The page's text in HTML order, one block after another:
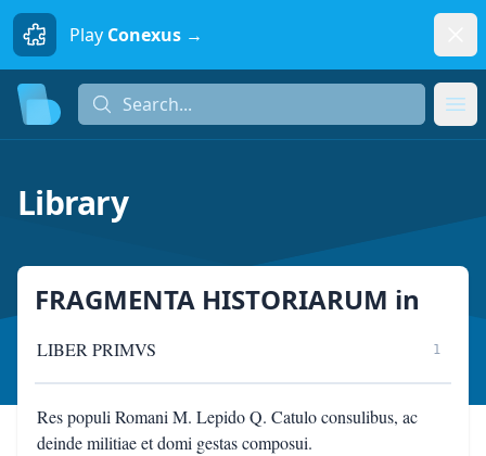
Play Conexus →
Search...
Library
FRAGMENTA HISTORIARUM in
LIBER PRIMVS 1
Res populi Romani M. Lepido Q. Catulo consulibus, ac
deinde militiae et domi gestas composui.